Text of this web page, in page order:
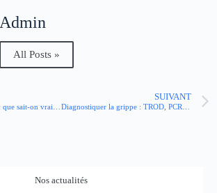
Admin
All Posts »
SUIVANT
Nos actualités